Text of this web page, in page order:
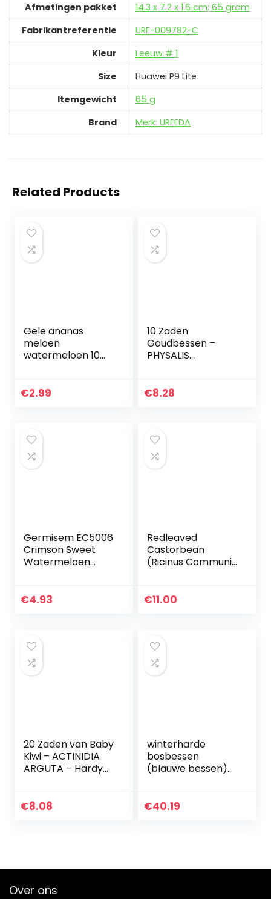
Afmetingen pakket
‎14.3 x 7.2 x 1.6 cm; 65 gram
Fabrikantreferentie
‎URF-009782-C
Kleur
‎Leeuw # 1
Size
‎Huawei P9 Lite
Itemgewicht
‎65 g
Brand
Merk: URFEDA
Related Products
Gele ananas
meloen
watermeloen 10
suikerzoet)
€2.99
10 Zaden
Goudbessen –
PHYSALIS
€8.28
Germisem EC5006
Crimson Sweet
Watermeloen
€4.93
Redleaved
Castorbean
(Ricinus Communis
€11.00
20 Zaden van Baby
Kiwi – ACTINIDIA
ARGUTA – Hardy
€8.08
winterharde
bosbessen
(blauwe bessen)
variëteit: patriot,
€40.19
Over ons